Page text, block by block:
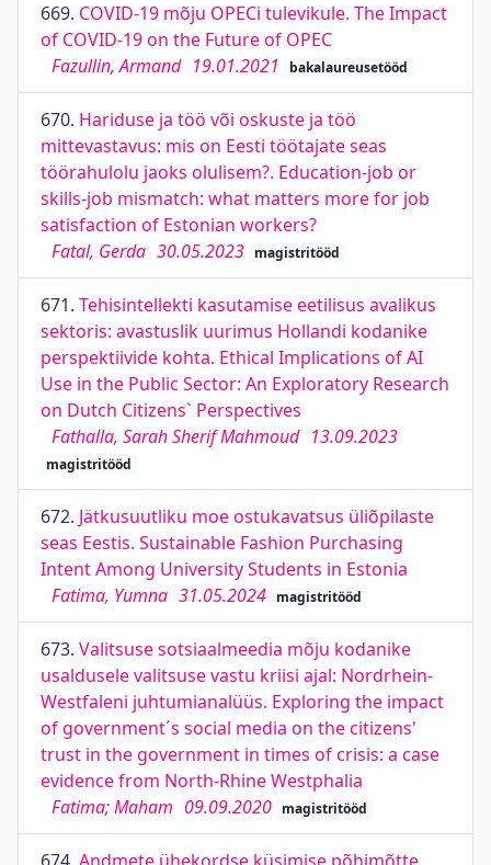
669. COVID-19 mõju OPECi tulevikule. The Impact
of COVID-19 on the Future of OPEC
Fazullin, Armand 19.01.2021 bakalaureusetööd
670. Hariduse ja töö või oskuste ja töö
mittevastavus: mis on Eesti töötajate seas
töörahulolu jaoks olulisem?. Education-job or
skills-job mismatch: what matters more for job
satisfaction of Estonian workers?
Fatal, Gerda 30.05.2023 magistritööd
671. Tehisintellekti kasutamise eetilisus avalikus
sektoris: avastuslik uurimus Hollandi kodanike
perspektiivide kohta. Ethical Implications of AI
Use in the Public Sector: An Exploratory Research
on Dutch Citizens` Perspectives
Fathalla, Sarah Sherif Mahmoud 13.09.2023
magistritööd
672. Jätkusuutliku moe ostukavatsus üliõpilaste
seas Eestis. Sustainable Fashion Purchasing
Intent Among University Students in Estonia
Fatima, Yumna 31.05.2024 magistritööd
673. Valitsuse sotsiaalmeedia mõju kodanike
usaldusele valitsuse vastu kriisi ajal: Nordrhein-
Westfaleni juhtumianalüüs. Exploring the impact
of government´s social media on the citizens'
trust in the government in times of crisis: a case
evidence from North-Rhine Westphalia
Fatima; Maham 09.09.2020 magistritööd